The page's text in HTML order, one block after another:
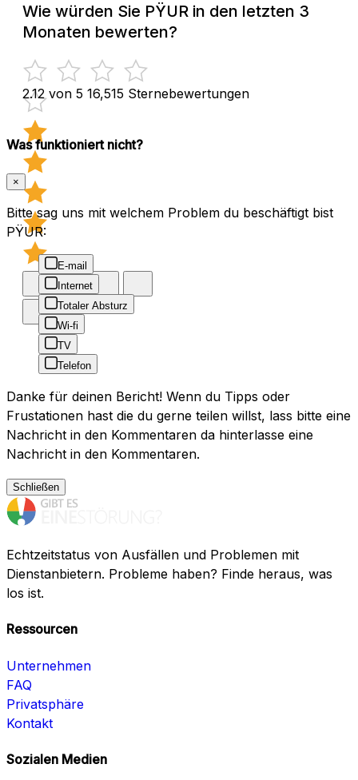
Wie würden Sie PŸUR in den letzten 3
Monaten bewerten?
2.12 von 5 16,515 Sternebewertungen
Was funktioniert nicht?
×
Bitte sag uns mit welchem Problem du beschäftigt bist
PŸUR:
E-mail
Internet
Totaler Absturz
Wi-fi
TV
Telefon
Danke für deinen Bericht! Wenn du Tipps oder
Frustationen hast die du gerne teilen willst, lass bitte eine
Nachricht in den Kommentaren da hinterlasse eine
Nachricht in den Kommentaren.
Schließen
Echtzeitstatus von Ausfällen und Problemen mit
Dienstanbietern. Probleme haben? Finde heraus, was
los ist.
Ressourcen
Unternehmen
FAQ
Privatsphäre
Kontakt
Sozialen Medien